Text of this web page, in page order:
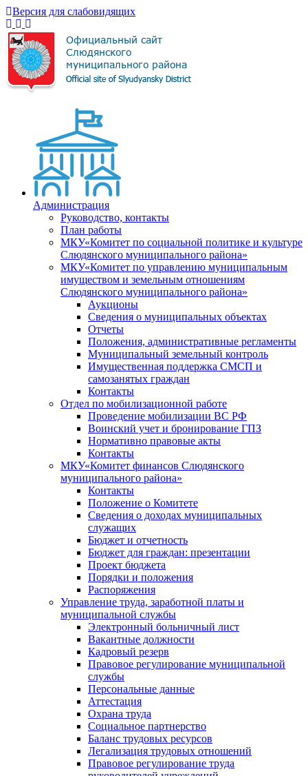
Версия для слабовидящих
Администрация
Руководство, контакты
План работы
МКУ«Комитет по социальной политике и культуре
Слюдянского муниципального района»
МКУ«Комитет по управлению муниципальным
имуществом и земельным отношениям
Слюдянского муниципального района»
Аукционы
Сведения о муниципальных объектах
Отчеты
Положения, административные регламенты
Муниципальный земельный контроль
Имущественная поддержка СМСП и
самозанятых граждан
Контакты
Отдел по мобилизационной работе
Проведение мобилизации ВС РФ
Воинский учет и бронирование ГПЗ
Нормативно правовые акты
Контакты
МКУ«Комитет финансов Слюдянского
муниципального района»
Контакты
Положение о Комитете
Сведения о доходах муниципальных
служащих
Бюджет и отчетность
Бюджет для граждан: презентации
Проект бюджета
Порядки и положения
Распоряжения
Управление труда, заработной платы и
муниципальной службы
Электронный больничный лист
Вакантные должности
Кадровый резерв
Правовое регулирование муниципальной
службы
Персональные данные
Аттестация
Охрана труда
Социальное партнерство
Баланс трудовых ресурсов
Легализация трудовых отношений
Правовое регулирование труда